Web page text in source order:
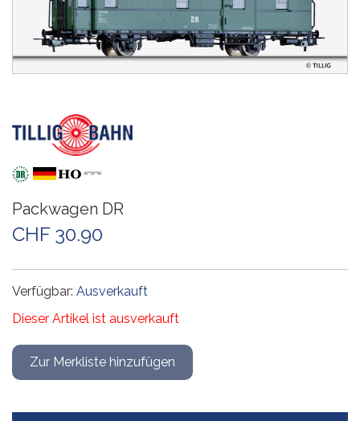
Packwagen DR
CHF 30.90
Verfügbar: Ausverkauft
Dieser Artikel ist ausverkauft